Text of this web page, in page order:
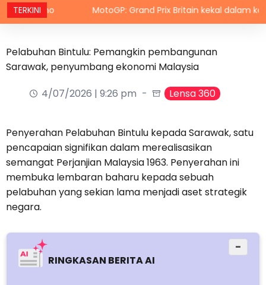
TERKINI MotoGP: Grand Prix Britain kekal dalam
Pelabuhan Bintulu: Pemangkin pembangunan
Sarawak, penyumbang ekonomi Malaysia
4/07/2026 | 9:26 pm
Lensa 360
Penyerahan Pelabuhan Bintulu kepada Sarawak, satu
pencapaian signifikan dalam merealisasikan
semangat Perjanjian Malaysia 1963. Penyerahan ini
membuka lembaran baharu kepada sebuah
pelabuhan yang sekian lama menjadi aset strategik
negara.
RINGKASAN BERITA AI
−